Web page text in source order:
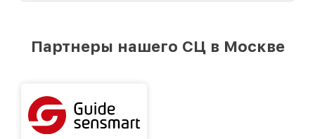
лучшим сервисным центром Fortuna в городе
Партнеры нашего СЦ в Москве